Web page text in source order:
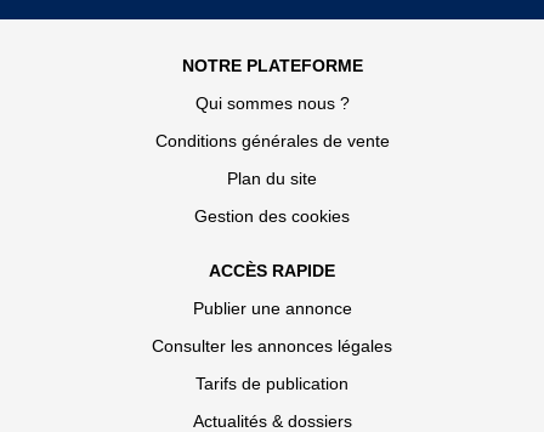
NOTRE PLATEFORME
Qui sommes nous ?
Conditions générales de vente
Plan du site
Gestion des cookies
ACCÈS RAPIDE
Publier une annonce
Consulter les annonces légales
Tarifs de publication
Actualités & dossiers